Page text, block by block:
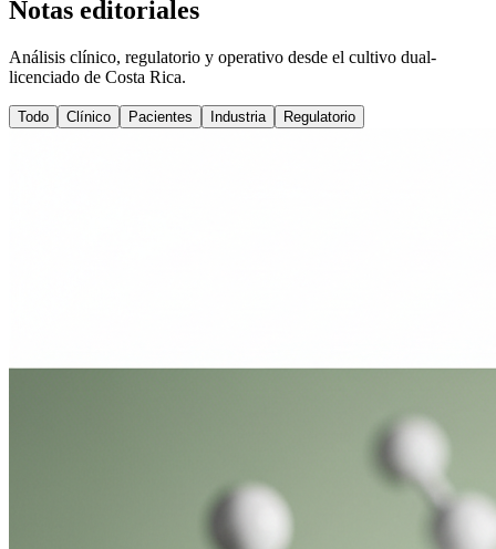
Notas editoriales
Análisis clínico, regulatorio y operativo desde el cultivo dual-
licenciado de Costa Rica.
Todo Clínico Pacientes Industria Regulatorio